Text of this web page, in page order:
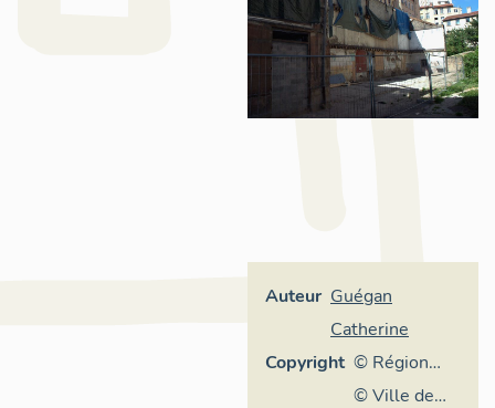
Auteur Guégan
Catherine
Copyright © Région
Rhône-
© Ville de